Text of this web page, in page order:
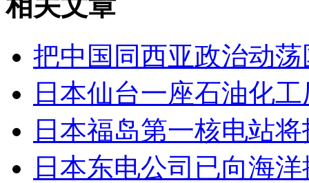
把中国同西亚政治动
日本仙台一座石油化
日本福岛第一核电站
日本东电公司已向海